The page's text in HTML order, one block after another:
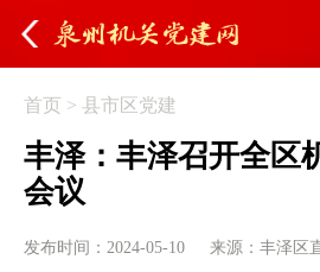
首页 >县市区党建
丰泽：丰泽召开全区
会议
发布时间：2024-05-10 来源：丰泽区